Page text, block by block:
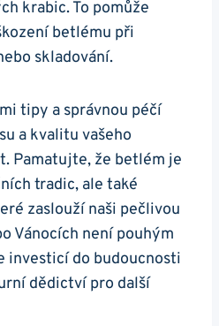
krabic. To pomůže
betlému při
skladování.
tipy a správnou péčí
a kvalitu vašeho
Pamatujte, že betlém je
tradic, ale také
zaslouží naši pečlivou
Vánocích není pouhým
investicí do budoucnosti
dědictví pro další